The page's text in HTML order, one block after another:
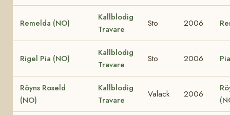
Remelda (NO)
Kallblodig
Travare
Sto 2006
Rigel Pia (NO)
Kallblodig
Travare
Sto 2006
Röyns Roseld
(NO)
Kallblodig
Travare
Valack 2006